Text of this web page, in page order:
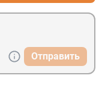
Отправить